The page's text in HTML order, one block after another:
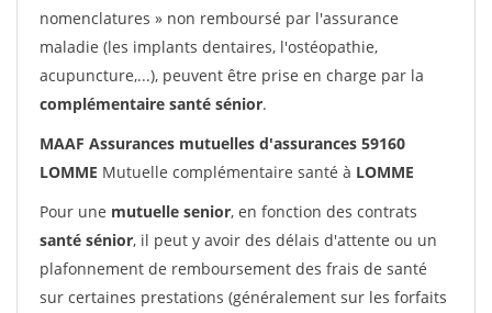
nomenclatures » non remboursé par l'assurance
maladie (les implants dentaires, l'ostéopathie,
acupuncture,...), peuvent être prise en charge par la
complémentaire santé sénior.
MAAF Assurances mutuelles d'assurances 59160
LOMME Mutuelle complémentaire santé à LOMME
Pour une mutuelle senior, en fonction des contrats
santé sénior, il peut y avoir des délais d'attente ou un
plafonnement de remboursement des frais de santé
sur certaines prestations (généralement sur les forfaits